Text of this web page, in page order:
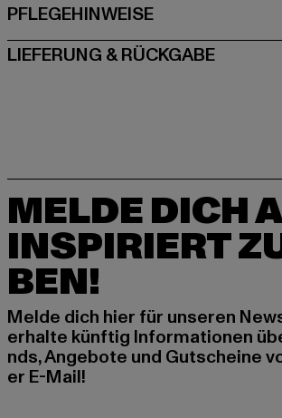
PFLEGEHINWEISE
LIEFERUNG & RÜCKGABE
MELDE DICH
INSPIRIERT
BEN!
Melde dich hier für unseren
erhalte künftig Informationen
nds, Angebote und Gutscheine
er E-Mail!